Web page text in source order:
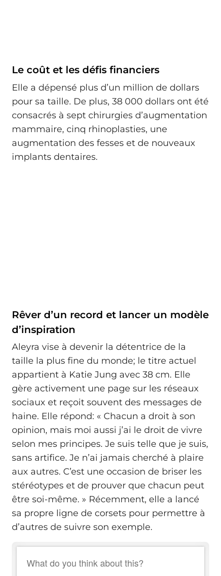
Le coût et les défis financiers
Elle a dépensé plus d’un million de dollars
pour sa taille. De plus, 38 000 dollars ont été
consacrés à sept chirurgies d’augmentation
mammaire, cinq rhinoplasties, une
augmentation des fesses et de nouveaux
implants dentaires.
Rêver d’un record et lancer un modèle
d’inspiration
Aleyra vise à devenir la détentrice de la
taille la plus fine du monde; le titre actuel
appartient à Katie Jung avec 38 cm. Elle
gère activement une page sur les réseaux
sociaux et reçoit souvent des messages de
haine. Elle répond: « Chacun a droit à son
opinion, mais moi aussi j’ai le droit de vivre
selon mes principes. Je suis telle que je suis,
sans artifice. Je n’ai jamais cherché à plaire
aux autres. C’est une occasion de briser les
stéréotypes et de prouver que chacun peut
être soi-même. » Récemment, elle a lancé
sa propre ligne de corsets pour permettre à
d’autres de suivre son exemple.